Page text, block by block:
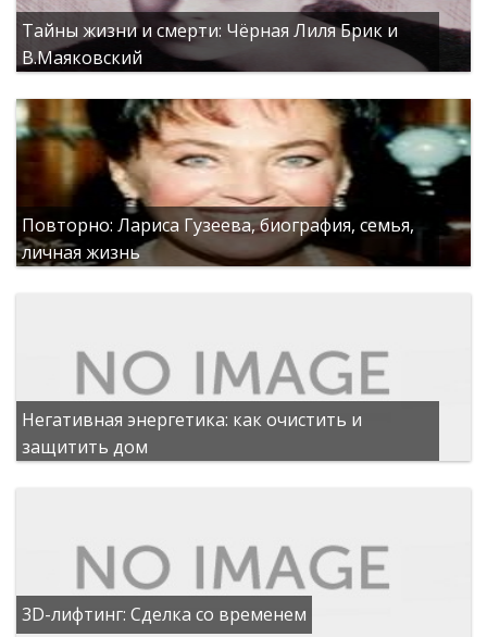
Тайны жизни и смерти: Чёрная Лиля Брик и
В.Маяковский
Повторно: Лариса Гузеева, биография, семья,
личная жизнь
Негативная энергетика: как очистить и
защитить дом
3D-лифтинг: Сделка со временем